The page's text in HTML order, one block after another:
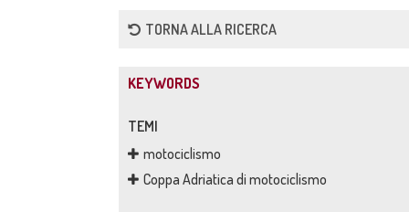
TORNA ALLA RICERCA
KEYWORDS
TEMI
motociclismo
Coppa Adriatica di motociclismo